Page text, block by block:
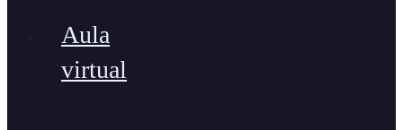
Aula
virtual